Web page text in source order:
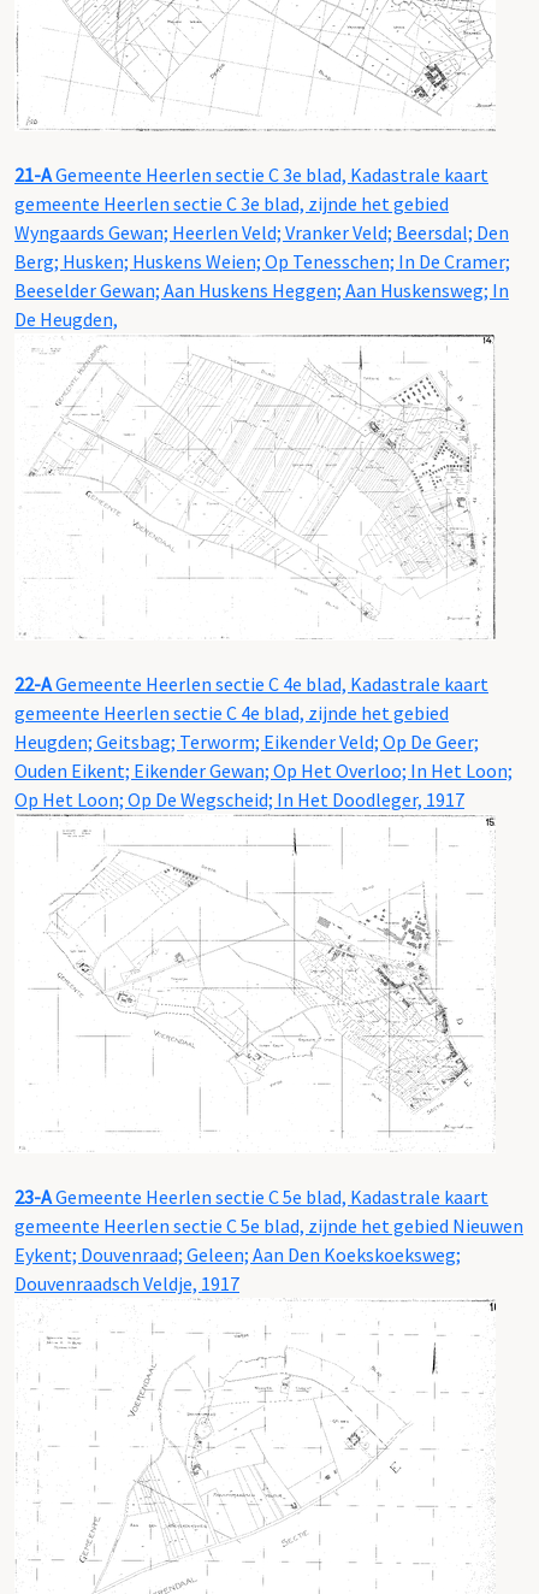
21-AGemeente Heerlen sectie C 3e blad, Kadastrale kaart
gemeente Heerlen sectie C 3e blad, zijnde het gebied
Wyngaards Gewan; Heerlen Veld; Vranker Veld; Beersdal; Den
Berg; Husken; Huskens Weien; Op Tenesschen; In De Cramer;
Beeselder Gewan; Aan Huskens Heggen; Aan Huskensweg; In
De Heugden,
22-AGemeente Heerlen sectie C 4e blad, Kadastrale kaart
gemeente Heerlen sectie C 4e blad, zijnde het gebied
Heugden; Geitsbag; Terworm; Eikender Veld; Op De Geer;
Ouden Eikent; Eikender Gewan; Op Het Overloo; In Het Loon;
Op Het Loon; Op De Wegscheid; In Het Doodleger, 1917
23-AGemeente Heerlen sectie C 5e blad, Kadastrale kaart
gemeente Heerlen sectie C 5e blad, zijnde het gebied Nieuwen
Eykent; Douvenraad; Geleen; Aan Den Koekskoeksweg;
Douvenraadsch Veldje, 1917